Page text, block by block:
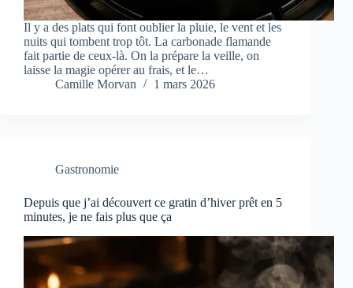
Il y a des plats qui font oublier la pluie, le vent et les
nuits qui tombent trop tôt. La carbonade flamande
fait partie de ceux-là. On la prépare la veille, on
laisse la magie opérer au frais, et le…
Camille Morvan
1 mars 2026
Gastronomie
Depuis que j’ai découvert ce gratin d’hiver prêt en 5
minutes, je ne fais plus que ça